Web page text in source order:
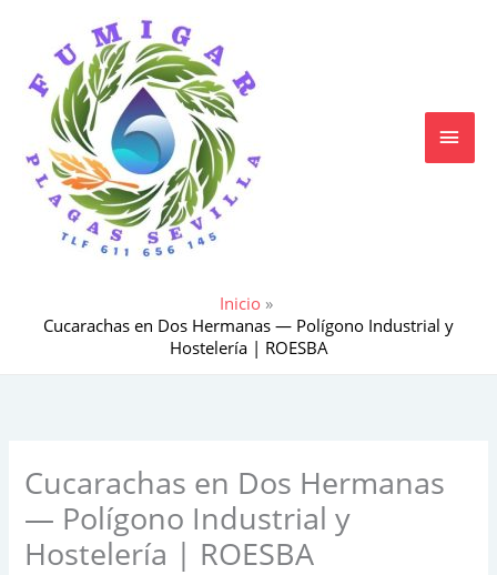
contenido
Inicio
Cucarachas en Dos Hermanas — Polígono Industrial y
Hostelería | ROESBA
Cucarachas en Dos Hermanas
— Polígono Industrial y
Hostelería | ROESBA